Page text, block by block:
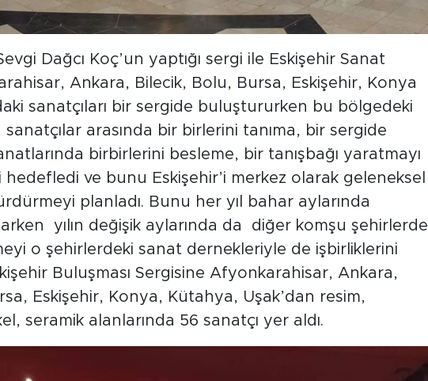
Dağcı Koç’un yaptığı sergi ile Eskişehir Sanat
Ankara, Bilecik, Bolu, Bursa, Eskişehir, Konya
sanatçıları bir sergide buluştururken bu bölgedeki
arasında bir birlerini tanıma, bir sergide
birbirlerini besleme, bir tanışbağı yaratmayı
ve bunu Eskişehir’i merkez olarak geleneksel
planladı. Bunu her yıl bahar aylarında
yılın değişik aylarında da diğer komşu şehirlerde
o şehirlerdeki sanat dernekleriyle de işbirliklerini
Buluşması Sergisine Afyonkarahisar, Ankara,
Eskişehir, Konya, Kütahya, Uşak’dan resim,
seramik alanlarında 56 sanatçı yer aldı.